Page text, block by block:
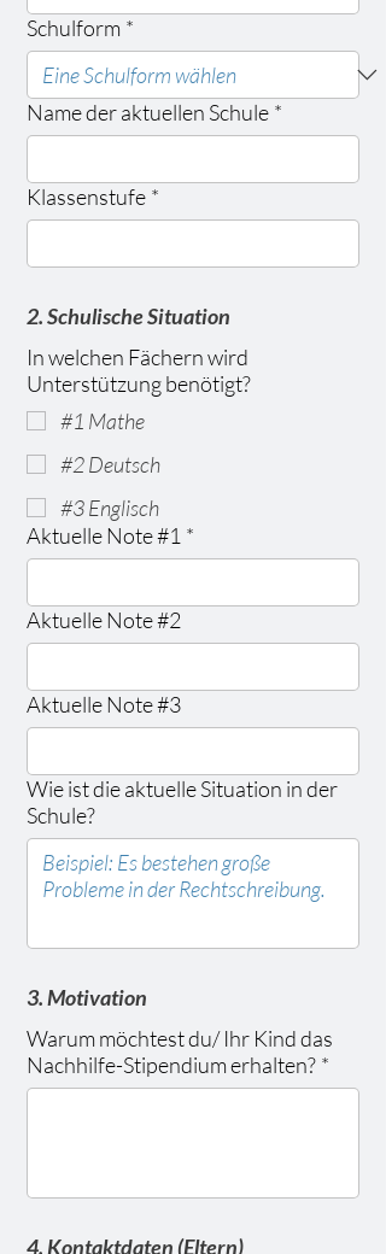
Schulform *
Name der aktuellen Schule *
Klassenstufe *
2. Schulische Situation
In welchen Fächern wird
Unterstützung benötigt?
#1 Mathe
#2 Deutsch
#3 Englisch
Aktuelle Note #1 *
Aktuelle Note #2
Aktuelle Note #3
Wie ist die aktuelle Situation in der
Schule?
3. Motivation
Warum möchtest du/ Ihr Kind das
Nachhilfe-Stipendium erhalten? *
4. Kontaktdaten (Eltern)